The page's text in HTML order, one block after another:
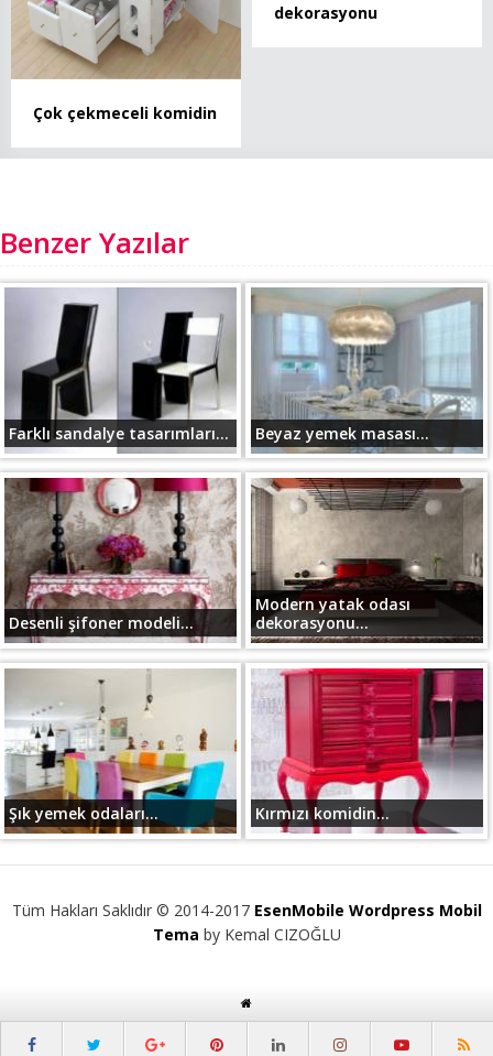
Çok çekmeceli komidin
dekorasyonu
Benzer Yazılar
Farklı sandalye tasarımları... Beyaz yemek masası...
Desenli şifoner modeli...
Modern yatak odası
dekorasyonu...
Şık yemek odaları... Kırmızı komidin...
Tüm Hakları Saklıdır © 2014-2017 EsenMobile Wordpress Mobil
Tema by Kemal CIZOĞLU